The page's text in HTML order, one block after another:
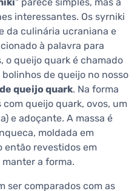
interessantes. Os syrniki
da culinária ucraniana e
à palavra para
o queijo quark é chamado
de queijo no nosso
queijo quark. Na forma
queijo quark, ovos, um
e adoçante. A massa é
moldada em
então revestidos em
a forma.
ser comparados com as